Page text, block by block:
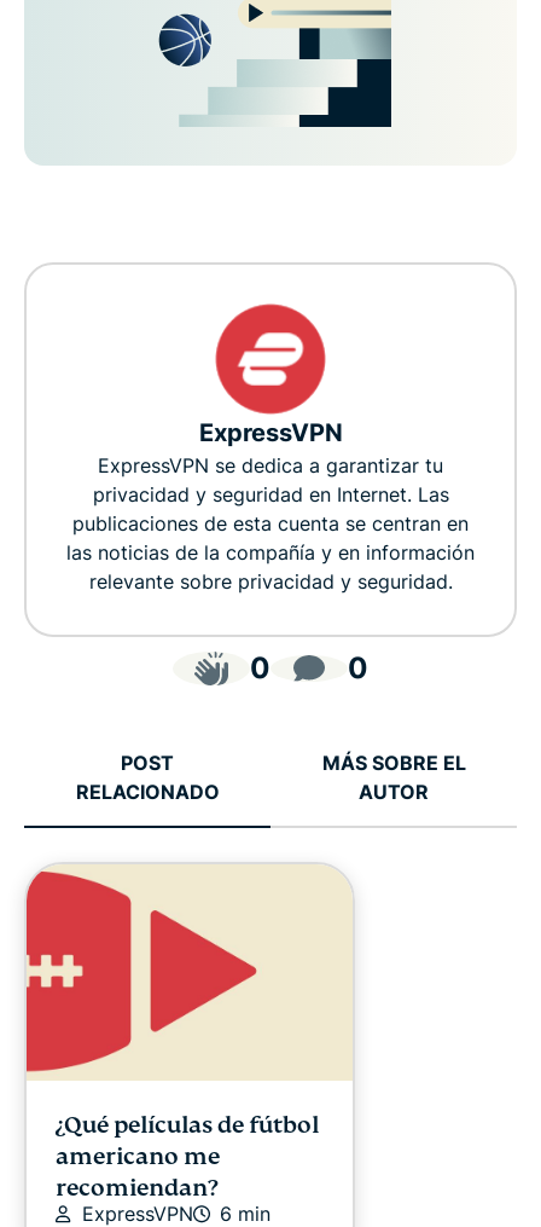
ExpressVPN
ExpressVPN se dedica a garantizar tu
privacidad y seguridad en Internet. Las
publicaciones de esta cuenta se centran en
las noticias de la compañía y en información
relevante sobre privacidad y seguridad.
0 0
POST
RELACIONADO
MÁS SOBRE EL
AUTOR
¿Qué películas de fútbol
americano me
recomiendan?
ExpressVPN 6 min